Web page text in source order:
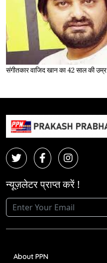
संगीतकार वाजिद खान का 42
न्यूज़लेटर प्राप्त करें !
About PPN